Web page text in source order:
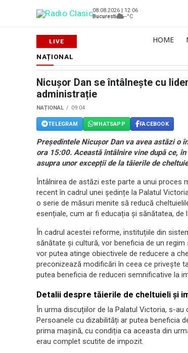
08.08.2026 | 12:06
Bucuresti
--°C
HOME
NAȚIONAL
Nicușor Dan se întâlnește cu
administrație
NAȚIONAL 09:04
TELEGRAM WHATSAPP FACEBOOK
Președintele Nicușor Dan va avea astăzi o
ora 15:00. Această întâlnire vine după ce,
asupra unor excepții de la tăierile de
Întâlnirea de astăzi este parte a unui proces
recent în cadrul unei ședințe la Palatul
o serie de măsuri menite să reducă
esențiale, cum ar fi educația și sănătatea, de
În cadrul acestei reforme, instituțiile din
sănătate și cultură, vor beneficia de un
vor putea atinge obiectivele de reducere a
preconizează modificări în ceea ce privește
putea beneficia de reduceri semnificative la
Detalii despre tăierile de cheltuieli și
În urma discuțiilor de la Palatul Victoria, s-
Persoanele cu dizabilități ar putea beneficia
prima mașină, cu condiția ca aceasta din
erau complet scutite de impozit.